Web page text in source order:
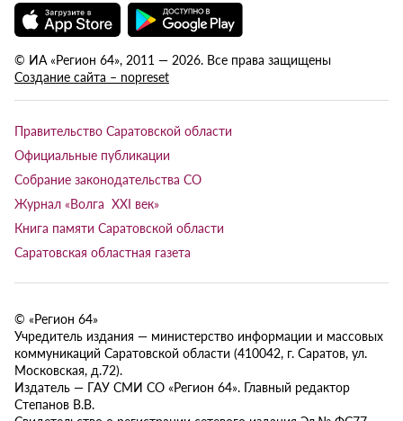
© ИА «Регион 64», 2011 — 2026. Все права защищены
Создание сайта – nopreset
Правительство Саратовской области
Официальные публикации
Собрание законодательства СО
Журнал «Волга XXI век»
Книга памяти Саратовской области
Саратовская областная газета
© «Регион 64»
Учредитель издания — министерство информации и массовых
коммуникаций Саратовской области (410042, г. Саратов, ул.
Московская, д.72).
Издатель — ГАУ СМИ СО «Регион 64». Главный редактор
Степанов В.В.